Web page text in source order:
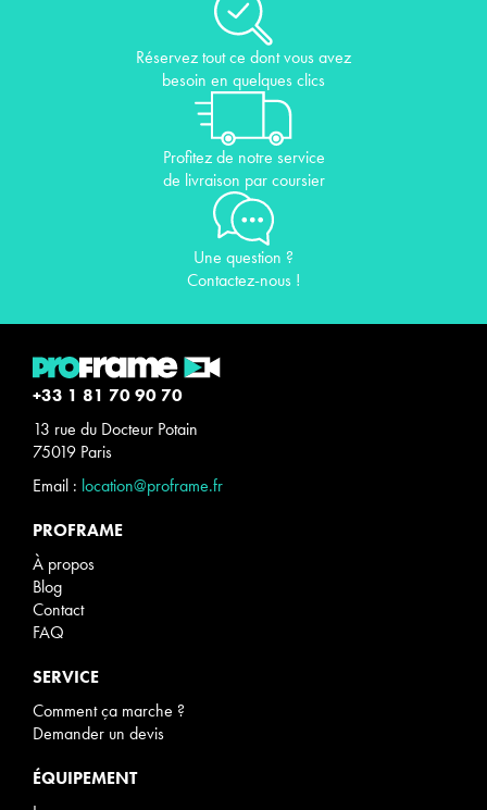
Réservez tout ce dont vous avez
besoin en quelques clics
Profitez de notre service
de livraison par coursier
Une question ?
Contactez-nous !
+33 1 81 70 90 70
13 rue du Docteur Potain
75019 Paris
Email : location@proframe.fr
PROFRAME
À propos
Blog
Contact
FAQ
SERVICE
Comment ça marche ?
Demander un devis
ÉQUIPEMENT